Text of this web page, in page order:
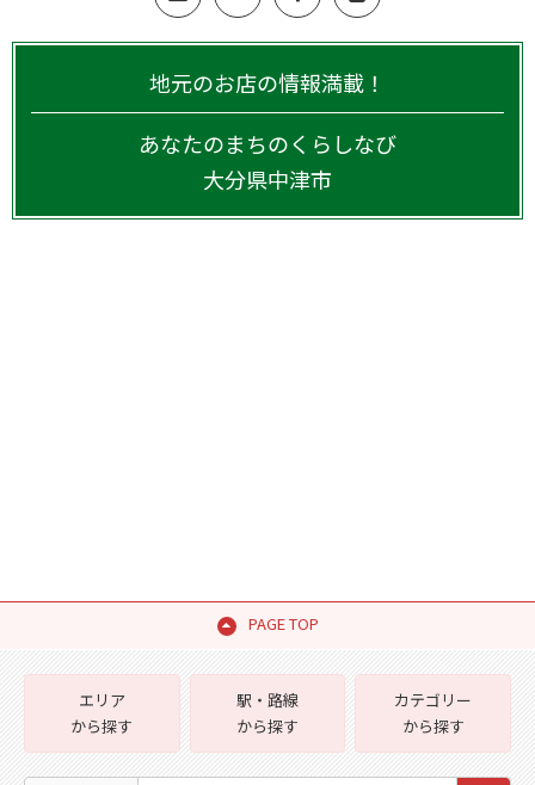
地元のお店の情報満載！
あなたのまちのくらしなび
大分県中津市
PAGE TOP
エリア
から探す
駅・路線
から探す
カテゴリー
から探す